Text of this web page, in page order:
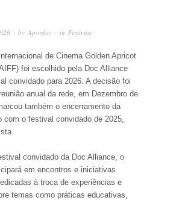
· by Apordoc · in Festivais
de Cinema Golden Apricot
foi escolhido pela Doc Alliance
convidado para 2026. A decisão foi
anual da rede, em Dezembro de
também o encerramento da
com o festival convidado de 2025,
convidado da Doc Alliance, o
em encontros e iniciativas
à troca de experiências e
temas como práticas educativas,